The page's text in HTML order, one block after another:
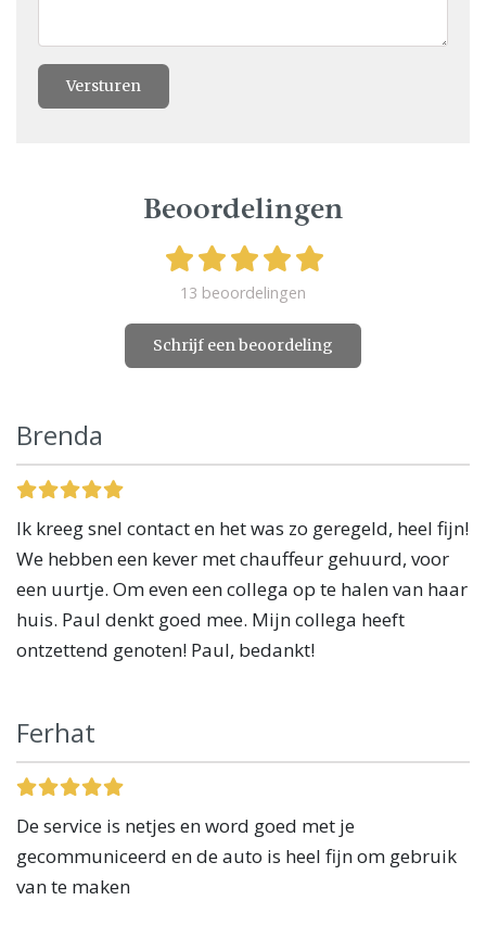
Versturen
Beoordelingen
13 beoordelingen
Schrijf een beoordeling
Brenda
Ik kreeg snel contact en het was zo geregeld, heel fijn!
We hebben een kever met chauffeur gehuurd, voor
een uurtje. Om even een collega op te halen van haar
huis. Paul denkt goed mee. Mijn collega heeft
ontzettend genoten! Paul, bedankt!
Ferhat
De service is netjes en word goed met je
gecommuniceerd en de auto is heel fijn om gebruik
van te maken